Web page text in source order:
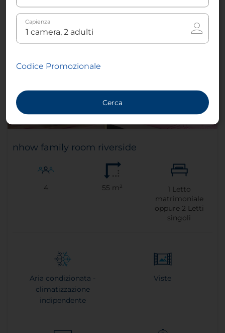
nhow family room riverside
4 55 m² 1 Letto
matrimoniale
oppure 2 Letti
singoli
Aria condizionata -
climatizzazione
indipendente
Viste
Capienza
Codice Promozionale
Cerca